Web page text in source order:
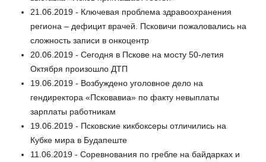
21.06.2019 - Ключевая проблема здравоохранения
региона – дефицит врачей. Псковичи пожаловались на
сложность записи в онкоцентр
20.06.2019 - Сегодня в Пскове на мосту 50-летия
Октября произошло ДТП
19.06.2019 - Возбуждено уголовное дело на
гендиректора «Псковавиа» по факту невыплаты
зарплаты работникам
19.06.2019 - Псковские кикбоксеры отличились на
Кубке мира в Будапеште
11.06.2019 - Соревнования по гребле на байдарках и